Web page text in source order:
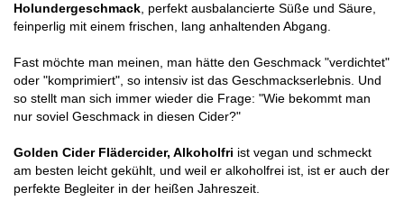
Holundergeschmack , perfekt ausbalancierte Süße und Säure,
feinperlig mit einem frischen, lang anhaltenden Abgang.
Fast möchte man meinen, man hätte den Geschmack "verdichtet"
oder "komprimiert", so intensiv ist das Geschmackserlebnis. Und
so stellt man sich immer wieder die Frage: "Wie bekommt man
nur soviel Geschmack in diesen Cider?"
Golden Cider Flädercider, Alkoholfri ist vegan und schmeckt
am besten leicht gekühlt, und weil er alkoholfrei ist, ist er auch der
perfekte Begleiter in der heißen Jahreszeit.